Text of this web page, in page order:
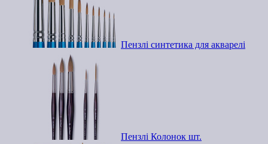
Пензлі синтетика для акварелі
Пензлі Колонок шт.